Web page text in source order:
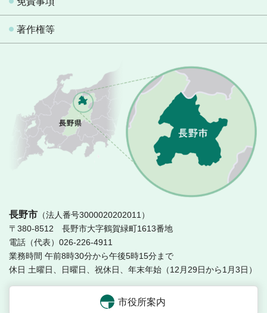
著作権等
長野市 （法人番号3000020202011）
〒380-8512 長野市大字鶴賀緑町1613番地
電話（代表）026-226-4911
業務時間 午前8時30分から午後5時15分まで
休日 土曜日、日曜日、祝休日、年末年始（12月29日から1月3日）
市役所案内